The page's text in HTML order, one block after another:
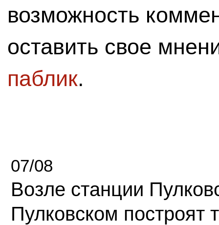
возможность
оставить свое
паблик.
07/08
Возле станции
Пулковском построят